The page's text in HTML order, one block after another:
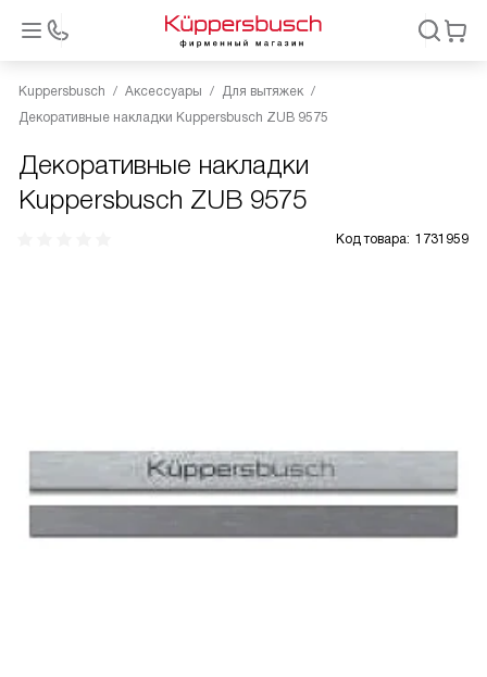
Kuppersbusch Аксессуары
Для вытяжек
Декоративные накладки Kuppersbusch ZUB 9575
Декоративные накладки
Kuppersbusch ZUB 9575
Код товара: 1731959